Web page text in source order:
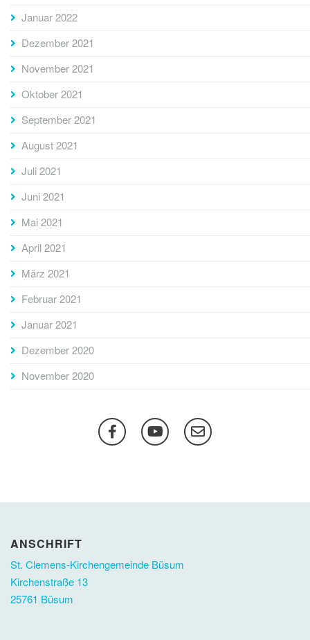
Januar 2022
Dezember 2021
November 2021
Oktober 2021
September 2021
August 2021
Juli 2021
Juni 2021
Mai 2021
April 2021
März 2021
Februar 2021
Januar 2021
Dezember 2020
November 2020
ANSCHRIFT
St. Clemens-Kirchengemeinde Büsum
Kirchenstraße 13
25761 Büsum